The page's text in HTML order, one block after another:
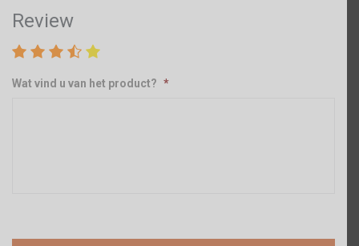
Review
Wat vind u van het product? *